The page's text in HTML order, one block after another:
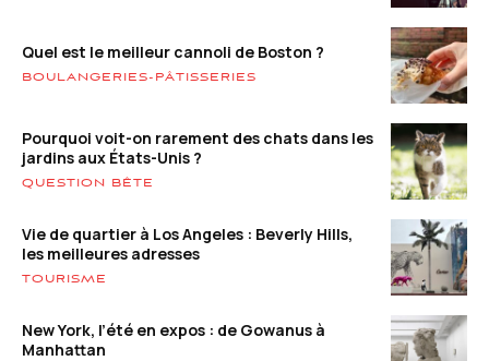
Quel est le meilleur cannoli de Boston ?
BOULANGERIES-PÂTISSERIES
Pourquoi voit-on rarement des chats dans les
jardins aux États-Unis ?
QUESTION BÊTE
Vie de quartier à Los Angeles : Beverly Hills,
les meilleures adresses
TOURISME
New York, l’été en expos : de Gowanus à
Manhattan